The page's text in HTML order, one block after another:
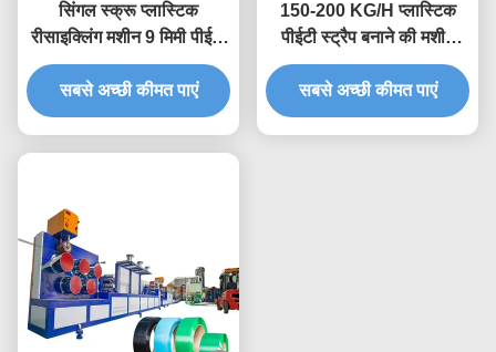
सिंगल स्क्रू प्लास्टिक
रीसाइक्लिंग मशीन 9 मिमी पीईटी
स्ट्रैप एक्सट्रूज़न लाइन
सबसे अच्छी कीमत पाएं
150-200 KG/H प्लास्टिक
पीईटी स्ट्रैप बनाने की मशीन
0.4-1.5 मिमी
सबसे अच्छी कीमत पाएं